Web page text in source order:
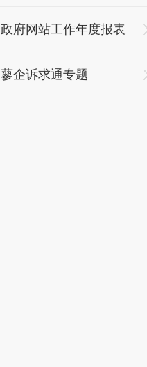
政府网站工作年度报表
蓼企诉求通专题